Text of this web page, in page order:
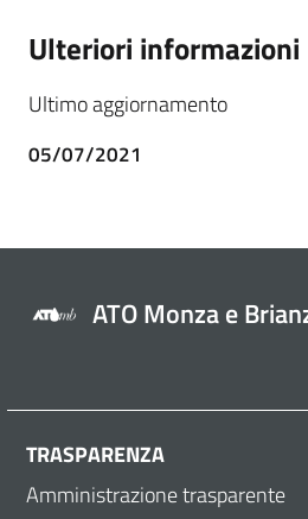
Ulteriori informazioni
Ultimo aggiornamento
05/07/2021
ATO Monza e
TRASPARENZA
Amministrazione trasparente